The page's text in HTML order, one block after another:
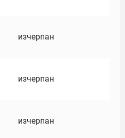
изчерпан
изчерпан
изчерпан